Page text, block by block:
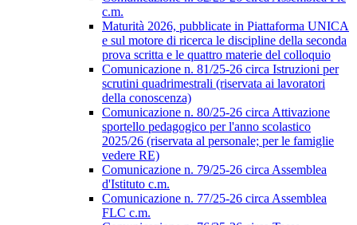
c.m.
Maturità 2026, pubblicate in Piattaforma UNICA
e sul motore di ricerca le discipline della seconda
prova scritta e le quattro materie del colloquio
Comunicazione n. 81/25-26 circa Istruzioni per
scrutini quadrimestrali (riservata ai lavoratori
della conoscenza)
Comunicazione n. 80/25-26 circa Attivazione
sportello pedagogico per l'anno scolastico
2025/26 (riservata al personale; per le famiglie
vedere RE)
Comunicazione n. 79/25-26 circa Assemblea
d'Istituto c.m.
Comunicazione n. 77/25-26 circa Assemblea
FLC c.m.